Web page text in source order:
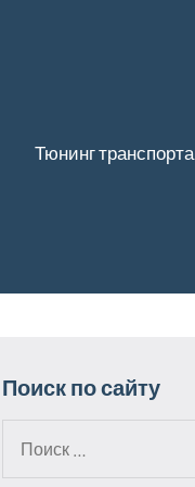
Тюнинг транспорта
Поиск по сайту